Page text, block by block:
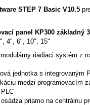
STEP 7 Basic V10.5
panel KP300 základný
4", 6", 10", 15"
riadiaci systém z
jednotka s integrovaným
medzi programovacím
priamo na centrálnu